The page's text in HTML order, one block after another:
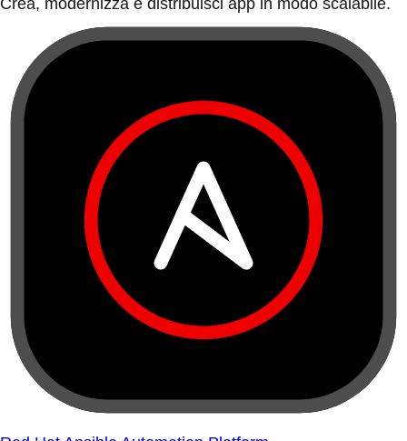
Crea, modernizza e distribuisci app in modo scalabile.